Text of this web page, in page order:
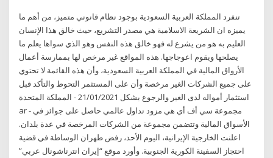
تنفرد المملكة العربية السعودية بوجود نظام قانوني متميز، من أهم ما
يميزه ان الشريعة الاسلامية هي مصدر التشريع، حيث خالق هذا الإنسان
العليم به هو من يشرع له فهو خالق هذه النفس وهو الذي سواها يعلم ما
يصلحها ويقوم اعوجاجها. هذه المواقع غير مرخص لها بممارسة أعمال
الأرواق المالية في المملكة العربية السعودية، وأن هذه القائمة لا تحتوي
على جميع الشركات الغير مرخصة وأن على المستثمر التحوط والتأكد قبل
استثمار أمواله لدى الغير والرجوع بشكل 21/01/2021 - المملكة المتحدة
ar - مجموعة سي أف أي هي مزود تداول عالمي حاصل على جوائز في
الأسواق المالية وتتضمن مجموعة من الشركات المرخصة في عدة بلدان.
اعلنت الخارجية الإيرانية، اليوم الأحد، رفض طهران الوساطة في قضية
احتجاز السفينة الكورية الجنوبية. وأورد موقع “إيران انترناشونال عربي”